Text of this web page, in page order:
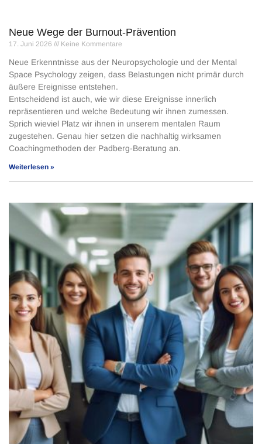
Neue Wege der Burnout-Prävention
17. Juni 2026 Keine Kommentare
Neue Erkenntnisse aus der Neuropsychologie und der Mental
Space Psychology zeigen, dass Belastungen nicht primär durch
äußere Ereignisse entstehen.
Entscheidend ist auch, wie wir diese Ereignisse innerlich
repräsentieren und welche Bedeutung wir ihnen zumessen.
Sprich wieviel Platz wir ihnen in unserem mentalen Raum
zugestehen. Genau hier setzen die nachhaltig wirksamen
Coachingmethoden der Padberg-Beratung an.
Weiterlesen »